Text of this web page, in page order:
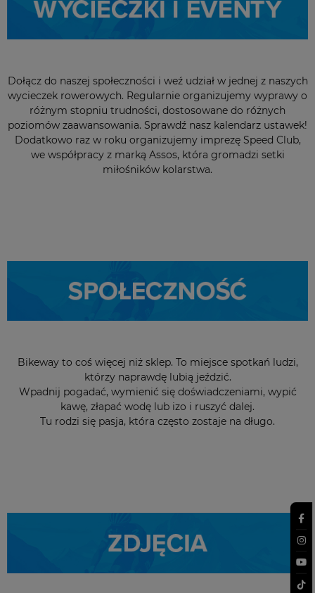
79,99 zł
DO KOSZYKA
84,99 zł
DO KOSZYKA
Dołącz do naszej społeczności i weź udział w jednej z naszych
wycieczek rowerowych. Regularnie organizujemy wyprawy o
różnym stopniu trudności, dostosowane do różnych
poziomów zaawansowania. Sprawdź nasz kalendarz ustawek!
Dodatkowo raz w roku organizujemy imprezę Speed Club,
we współpracy z marką Assos, która gromadzi setki
miłośników kolarstwa.
Bikeway to coś więcej niż sklep. To miejsce spotkań ludzi,
którzy naprawdę lubią jeździć.
Wpadnij pogadać, wymienić się doświadczeniami, wypić
kawę, złapać wodę lub izo i ruszyć dalej.
Tu rodzi się pasja, która często zostaje na długo.